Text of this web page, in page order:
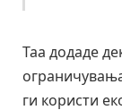
Таа додаде
ги користи